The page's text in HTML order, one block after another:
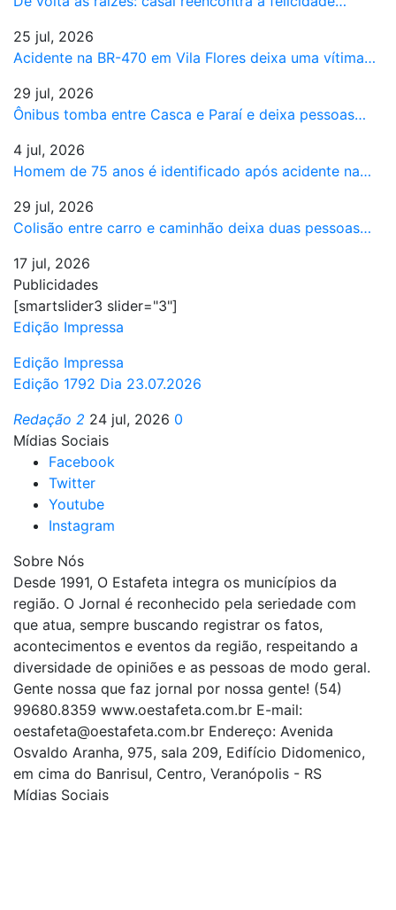
25 jul, 2026
Acidente na BR-470 em Vila Flores deixa uma vítima…
29 jul, 2026
Ônibus tomba entre Casca e Paraí e deixa pessoas…
4 jul, 2026
Homem de 75 anos é identificado após acidente na…
29 jul, 2026
Colisão entre carro e caminhão deixa duas pessoas…
17 jul, 2026
Publicidades
[smartslider3 slider="3"]
Edição Impressa
Edição Impressa
Edição 1792 Dia 23.07.2026
Redação 2 24 jul, 2026 0
Mídias Sociais
Facebook
Twitter
Youtube
Instagram
Sobre Nós
Desde 1991, O Estafeta integra os municípios da
região. O Jornal é reconhecido pela seriedade com
que atua, sempre buscando registrar os fatos,
acontecimentos e eventos da região, respeitando a
diversidade de opiniões e as pessoas de modo geral.
Gente nossa que faz jornal por nossa gente! (54)
99680.8359 www.oestafeta.com.br E-mail:
oestafeta@oestafeta.com.br Endereço: Avenida
Osvaldo Aranha, 975, sala 209, Edifício Didomenico,
em cima do Banrisul, Centro, Veranópolis - RS
Mídias Sociais